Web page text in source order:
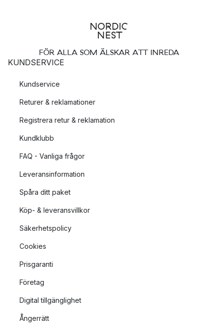
FÖR ALLA SOM ÄLSKAR ATT INREDA
KUNDSERVICE
Kundservice
Returer & reklamationer
Registrera retur & reklamation
Kundklubb
FAQ - Vanliga frågor
Leveransinformation
Spåra ditt paket
Köp- & leveransvillkor
Säkerhetspolicy
Cookies
Prisgaranti
Företag
Digital tillgänglighet
Ångerrätt